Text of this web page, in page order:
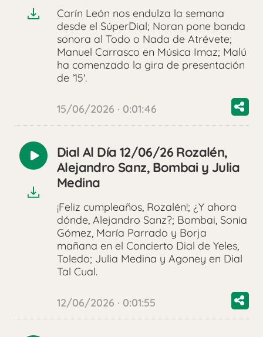
Carín León nos endulza la semana
desde el SúperDial; Noran pone banda
sonora al Todo o Nada de Atrévete;
Manuel Carrasco en Música Imaz; Malú
ha comenzado la gira de presentación
de '15'.
15/06/2026 · 0:01:46
Reproducir
audio
Dial Al Día 12/06/26 Rozalén,
Alejandro Sanz, Bombai y Julia
Medina
¡Feliz cumpleaños, Rozalén!; ¿Y ahora
dónde, Alejandro Sanz?; Bombai, Sonia
Gómez, María Parrado y Borja
mañana en el Concierto Dial de Yeles,
Toledo; Julia Medina y Agoney en Dial
Tal Cual.
12/06/2026 · 0:01:55